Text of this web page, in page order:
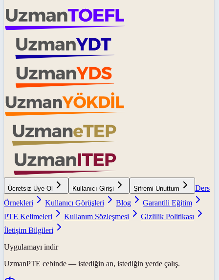
Ücretsiz Üye Ol Kullanıcı Girişi Şifremi Unuttum
Ders
Örnekleri
Kullanıcı Görüşleri Blog
Garantili Eğitim
PTE Kelimeleri
Kullanım Sözleşmesi
Gizlilik Politikası
İletişim Bilgileri
Uygulamayı indir
UzmanPTE cebinde — istediğin an, istediğin yerde çalış.